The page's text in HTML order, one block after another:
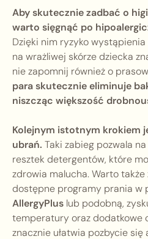
Aby skutecznie zadbać o
warto sięgnąć po
Dzięki nim ryzyko
na wrażliwej skórze dziecka
nie zapomnij również o
para skutecznie eliminuje
niszcząc większość
Kolejnym istotnym krokiem
ubrań. Taki zabieg pozwala
resztek detergentów, które
zdrowia malucha. Warto
dostępne programy prania w
AllergyPlus lub podobną,
temperatury oraz dodatkowe
znacznie ułatwia pozbycie się